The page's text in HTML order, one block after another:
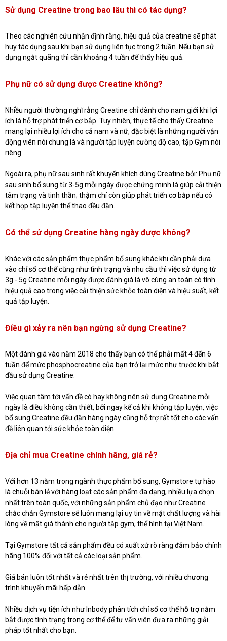
Sử dụng Creatine trong bao lâu thì có tác dụng?
Theo các nghiên cứu nhận định rằng, hiệu quả của creatine sẽ phát
huy tác dụng sau khi bạn sử dụng liên tục trong 2 tuần. Nếu bạn sử
dụng ngắt quãng thì cần khoảng 4 tuần để thấy hiệu quả.
Phụ nữ có sử dụng được Creatine không?
Nhiều người thường nghĩ rằng Creatine chỉ dành cho nam giới khi lợi
ích là hỗ trợ phát triển cơ bắp. Tuy nhiên, thực tế cho thấy Creatine
mang lại nhiều lợi ích cho cả nam và nữ, đặc biệt là những người vận
động viên nói chung là và người tập luyện cường độ cao, tập Gym nói
riêng.
Ngoài ra, phụ nữ sau sinh rất khuyến khích dùng Creatine bởi: Phụ nữ
sau sinh bổ sung từ 3-5g mỗi ngày được chứng minh là giúp cải thiện
tâm trạng và tinh thần; thậm chí còn giúp phát triển cơ bắp nếu có
kết hợp tập luyện thể thao đều đặn.
Có thể sử dụng Creatine hàng ngày được không?
Khác với các sản phẩm thực phẩm bổ sung khác khi cần phải dựa
vào chỉ số cơ thể cũng như tình trạng và nhu cầu thì việc sử dụng từ
3g - 5g Creatine mỗi ngày được đánh giá là vô cùng an toàn có tính
hiệu quả cao trong việc cải thiện sức khỏe toàn diện và hiệu suất, kết
quả tập luyện.
Điều gì xảy ra nên bạn ngừng sử dụng Creatine?
Một đánh giá vào năm 2018 cho thấy bạn có thể phải mất 4 đến 6
tuần để mức phosphocreatine của bạn trở lại mức như trước khi bắt
đầu sử dụng Creatine.
Việc quan tâm tới vấn đề có hay không nên sử dụng Creatine mỗi
ngày là điều không cần thiết, bởi ngay kể cả khi không tập luyện, việc
bổ sung Creatine đều đặn hàng ngày cũng hỗ trợ rất tốt cho các vấn
đề liên quan tới sức khỏe toàn diện.
Địa chỉ mua Creatine chính hãng, giá rẻ?
Với hơn 13 năm trong ngành thực phẩm bổ sung, Gymstore tự hào
là chuỗi bán lẻ với hàng loạt các sản phẩm đa dạng, nhiều lựa chọn
nhất trên toàn quốc, với những sản phẩm chủ đạo như Creatine
chắc chắn Gymstore sẽ luôn mang lại uy tin về mặt chất lượng và hài
lòng về mặt giá thành cho người tập gym, thể hình tại Việt Nam.
Tại Gymstore tất cả sản phẩm đều có xuất xứ rõ ràng đảm bảo chính
hãng 100% đối với tất cả các loại sản phẩm.
Giá bán luôn tốt nhất và rẻ nhất trên thị trường, với nhiều chương
trình khuyến mãi hấp dẫn.
Nhiều dịch vụ tiện ích như Inbody phân tích chỉ số cơ thể hỗ trợ nắm
bắt được tình trạng trong cơ thể để tư vấn viên đưa ra những giải
pháp tốt nhất cho bạn.